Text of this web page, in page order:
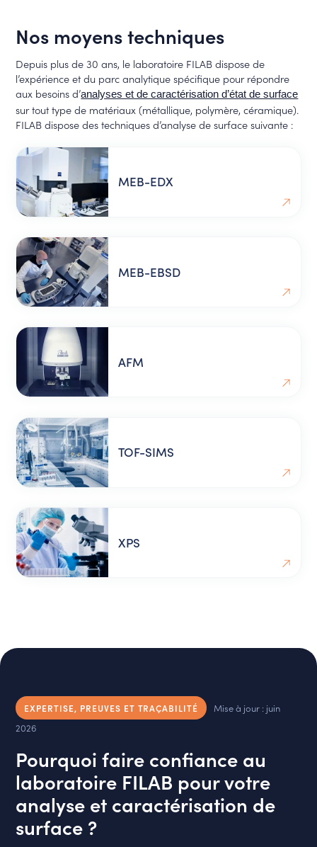
Nos moyens techniques
Depuis plus de 30 ans, le laboratoire FILAB dispose de
l’expérience et du parc analytique spécifique pour répondre
aux besoins d’analyses et de caractérisation d’état de surface
sur tout type de matériaux (métallique, polymère, céramique).
FILAB dispose des techniques d’analyse de surface suivante :
MEB-EDX
MEB-EBSD
AFM
TOF-SIMS
XPS
EXPERTISE, PREUVES ET TRAÇABILITÉ
Mise à jour : juin
2026
Pourquoi faire confiance au
laboratoire FILAB pour votre
analyse et caractérisation de
surface ?